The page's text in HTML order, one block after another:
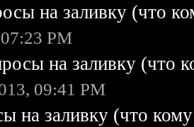
на заливку (что
PM
на заливку (что
09:41 PM
на заливку (что